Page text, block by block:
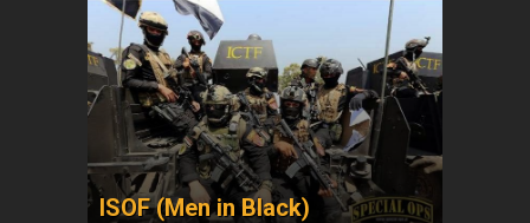
ISOF (Men in Black)